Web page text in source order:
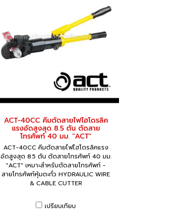
ACT-40CC คีมตัดสายไฟไฮโดรลิค
แรงอัดสูงสุด 8.5 ตัน ตัดสาย
โทรศัพท์ 40 มม. "ACT"
ACT-40CC คีมตัดสายไฟไฮโดรลิคแรง
อัดสูงสุด 8.5 ตัน ตัดสายโทรศัพท์ 40 มม.
"ACT" เหมาะสำหรับตัดสายโทรศัพท์ -
สายโทรศัพท์หุ้มตะกั่ว HYDRAULIC WIRE
& CABLE CUTTER
เปรียบเทียบ